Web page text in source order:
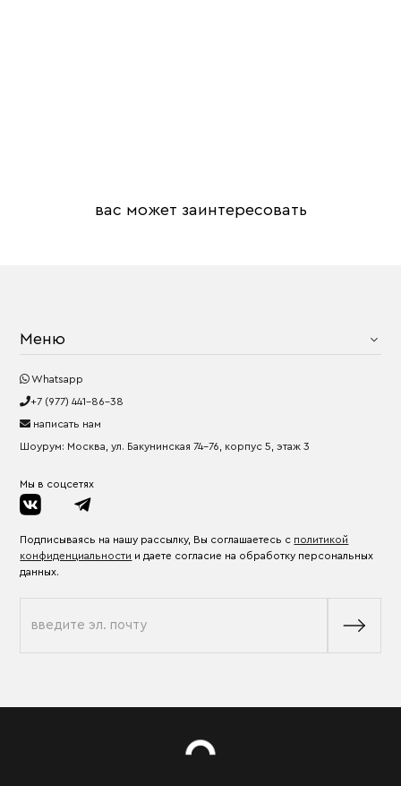
вас может заинтересовать
Меню
Whatsapp
+7 (977) 441-86-38
написать нам
Шоурум: Москва, ул. Бакунинская 74-76, корпус 5, этаж 3
Мы в соцсетях
Подписываясь на нашу рассылку, Вы соглашаетесь с политикой
конфиденциальности и даете согласие на обработку персональных
данных.